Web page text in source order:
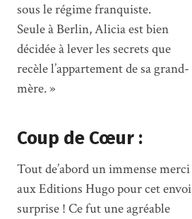
sous le régime franquiste.
Seule à Berlin, Alicia est bien
décidée à lever les secrets que
recèle l’appartement de sa grand-
mère. »
Coup de Cœur :
Tout de’abord un immense merci
aux Editions Hugo pour cet envoi
surprise ! Ce fut une agréable